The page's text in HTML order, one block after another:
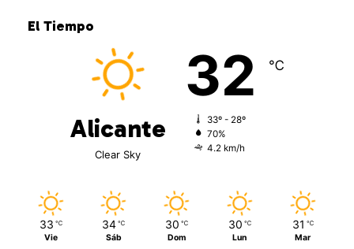
El Tiempo
Alicante
Clear Sky
32 ℃
33º - 28º
70%
4.2 km/h
33 ℃
Vie
34 ℃
Sáb
30 ℃
Dom
30 ℃
Lun
31 ℃
Mar